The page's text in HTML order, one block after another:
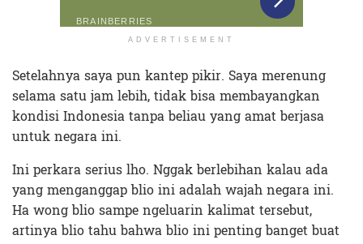
ADVERTISEMENT
Setelahnya saya pun kantep pikir. Saya merenung
selama satu jam lebih, tidak bisa membayangkan
kondisi Indonesia tanpa beliau yang amat berjasa
untuk negara ini.
Ini perkara serius lho. Nggak berlebihan kalau ada
yang menganggap blio ini adalah wajah negara ini.
Ha wong blio sampe ngeluarin kalimat tersebut,
artinya blio tahu bahwa blio ini penting banget buat